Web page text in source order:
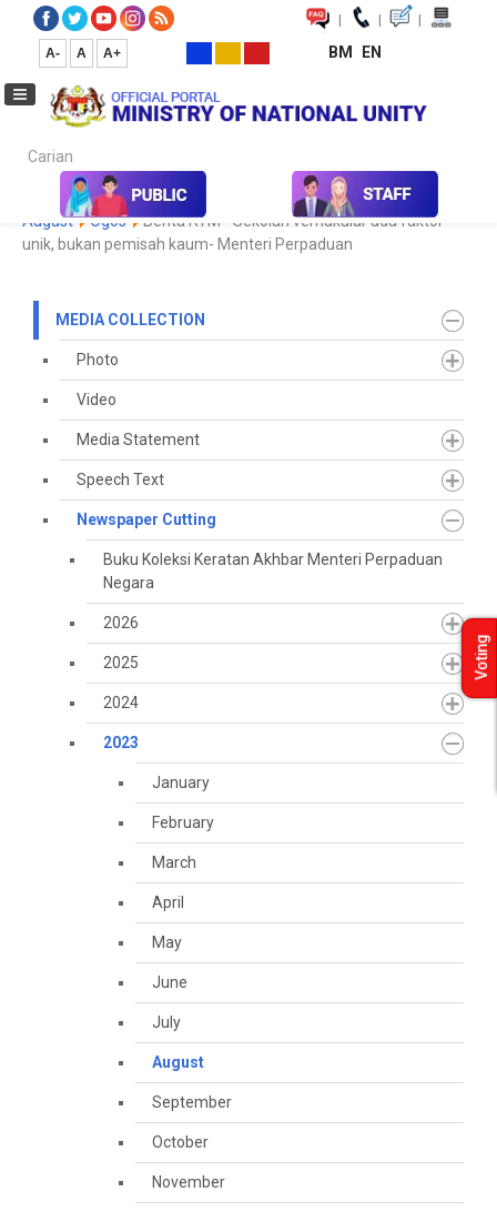
| | |
A- A A+ BM EN
Carian...
Media Media Collection Newspaper Cutting
August
Ogos
Berita RTM - Sekolah vernakular ada faktor
unik, bukan pemisah kaum- Menteri Perpaduan
MEDIA COLLECTION
Photo
Video
Media Statement
Speech Text
Newspaper Cutting
Buku Koleksi Keratan Akhbar Menteri Perpaduan
Negara
2026
2025
2024
2023
January
February
March
April
May
June
July
August
September
October
November
Voting